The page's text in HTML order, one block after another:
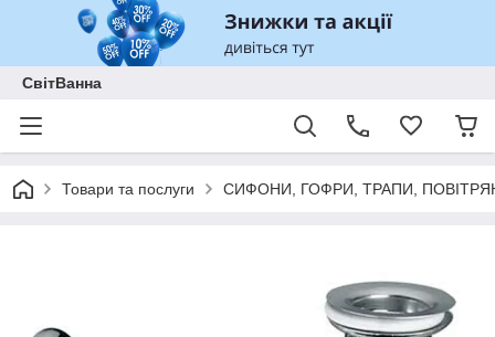
СвітВанна
Товари та послуги СИФОНИ, ГОФРИ, ТРАПИ,